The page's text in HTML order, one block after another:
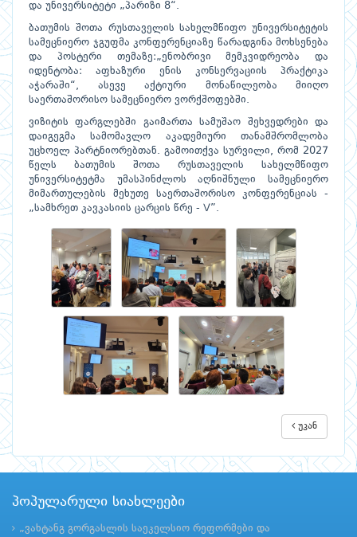
და უნივერსიტეტი „პარიზი 8“.
ბათუმის შოთა რუსთაველის სახელმწიფო უნივერსიტეტის
სამეცნიერო ჯგუფმა კონფერენციაზე წარადგინა მოხსენება
და პოსტერი თემაზე:„ენობრივი მემკვიდრეობა და
იდენტობა: აფხაზური ენის კონსერვაციის პრაქტიკა
აჭარაში“, ასევე აქტიური მონაწილეობა მიიღო
საერთაშორისო სამეცნიერო ვორქშოფებში.
ვიზიტის ფარგლებში გაიმართა სამუშაო შეხვედრები და
დაიგეგმა სამომავლო აკადემიური თანამშრომლობა
უცხოელ პარტნიორებთან. გამოითქვა სურვილი, რომ 2027
წელს ბათუმის შოთა რუსთაველის სახელმწიფო
უნივერსიტეტმა უმასპინძლოს აღნიშნული სამეცნიერო
მიმართულების მეხუთე საერთაშორისო კონფერენციას -
„სამხრეთ კავკასიის ცარცის წრე - V”.
უკან
პოპულარული სიახლეები
„ვახტანგ გორგასლის საეკელსიო რეფორმები და